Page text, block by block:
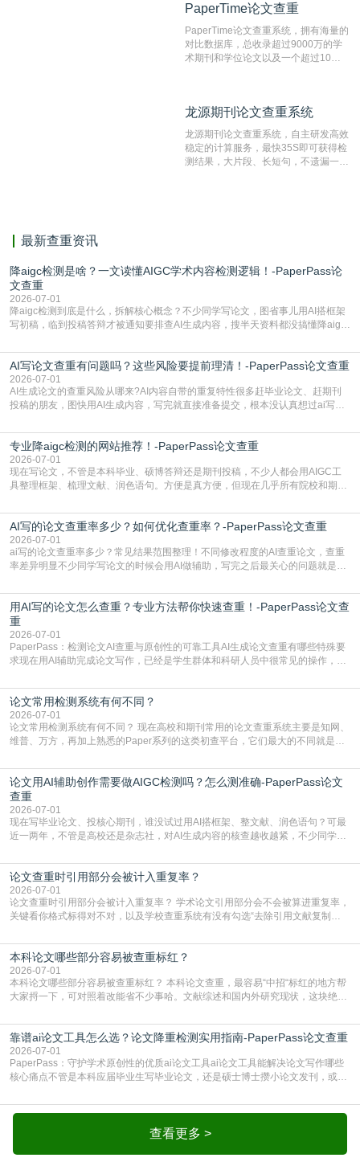
系统，可检测中文、英文两种语言的论
PaperTime论文查重
PaperTime论文查重系统，拥有海量的
对比数据库，总收录超过9000万的学
术期刊和学位论文以及一个超过10亿
对，利用指纹索引快速而精准地在云检
有相似的片段，该项技术检测速度快、
准确率高，市场反映良好。
龙源期刊论文查重系统
龙源期刊论文查重系统，自主研发高效
稳定的计算服务，最快35S即可获得检
测结果，大片段、长短句，不遗漏一处
最新查重资讯
降aigc检测是啥？一文读懂AIGC学术内容检测逻辑！-PaperPass论
文查重
2026-07-01
降aigc检测到底是什么，拆解核心概念？不少同学写论文，图省事儿用AI搭框架
写初稿，临到投稿答辩才被通知要排查AI生成内容，搜半天资料都没搞懂降aigc
怕是已经入行的科研人员，不少人也搞不清降aigc检测是啥，对相关要求摸不
准。其实，降aigc检测是伴随AIGC工具在学术领域普及诞生的新需求，核心是为
了满足现在高校、期刊对AI生
AI写论文查重有问题吗？这些风险要提前理清！-PaperPass论文查重
2026-07-01
AI生成论文的查重风险从哪来?AI内容自带的重复特性很多赶毕业论文、赶期刊
投稿的朋友，图快用AI生成内容，写完就直接准备提交，根本没认真想过ai写论
自带不可忽视的查重风险。AI训练依赖海量公开的文本数据，生成内容本质是基
于训练数据的概率拼接，不是从零开始的原创创作。生成过程中，很容易复用已
有的高频公共表述，甚至直接拼接已经公开
专业降aigc检测的网站推荐！-PaperPass论文查重
2026-07-01
现在写论文，不管是本科毕业、硕博答辩还是期刊投稿，不少人都会用AIGC工
具整理框架、梳理文献、润色语句。方便是真方便，但现在几乎所有院校和期刊
五遍还是过不了预检测的大有人在，这时候，找到靠谱的降AIGC检测率的网
站，就能少走好多弯路。PaperPass：守护学术原创性的智能伙伴AIGC生成内
容的学术合规痛点去年帮一个本科师弟改
AI写的论文查重率多少？如何优化查重率？-PaperPass论文查重
2026-07-01
ai写的论文查重率多少？常见结果范围整理！不同修改程度的AI查重论文，查重
率差异明显不少同学写论文的时候会用AI做辅助，写完之后最关心的问题就是ai
实际情况和大家想的不太一样。AI训练依赖海量公开学术文献、网络内容，生成
内容本质是按照语义概率拼接已有内容，很容易和已发布的作品撞重复，甚至会
直接引用整段已有内容，所以查重率偏高是
用AI写的论文怎么查重？专业方法帮你快速查重！-PaperPass论文查
重
2026-07-01
PaperPass：检测论文AI查重与原创性的可靠工具AI生成论文查重有哪些特殊要
求现在用AI辅助完成论文写作，已经是学生群体和科研人员中很常见的操作，不
但很多人忽略了，AI生成的内容天生带有重复风险——训练AI的数据集本身就包
含大量已公开的学术内容、网络原创内容，AI输出内容时很容易无意识拼接出重
复片
论文常用检测系统有何不同？
2026-07-01
论文常用检测系统有何不同？ 现在高校和期刊常用的论文查重系统主要是知网、
维普、万方，再加上熟悉的Paper系列的这类初查平台，它们最大的不同就是数
查数值误导。知网（CNKI）是学校定稿检测的绝对主流。本科用PMLC，含大学
生联合比对库，能比历届学长论文，硕博用VIP/TMLC，含学术论文联合比对
库，期刊投稿用AMLMC/SML
论文用AI辅助创作需要做AIGC检测吗？怎么测准确-PaperPass论文
查重
2026-07-01
现在写毕业论文、投核心期刊，谁没试过用AI搭框架、整文献、润色语句？可最
近一两年，不管是高校还是杂志社，对AI生成内容的核查越收越紧，不少同学投
真的太亏。提前做AIGC检测，已经成了很多过来人交稿前必做的一步。为什么
AIGC检测成了论文答辩投稿前的必备项？可能还有不少人觉得，我就用AI搭了个
框架，内容都是自己写的，至于做AIG
论文查重时引用部分会被计入重复率？
2026-07-01
论文查重时引用部分会被计入重复率？ 学术论文引用部分会不会被算进重复率，
关键看你格式标得对不对，以及学校查重系统有没有勾选“去除引用文献复制
独占一行，每条文献用[1][2]方括号编号、与正文一一对应，著录项符合GB/T
7714（作者、题名、刊名、年、卷期、页码齐全，标点用半角）；查重系统识别
成功后通常把这段标为引用，
本科论文哪些部分容易被查重标红？
2026-07-01
本科论文哪些部分容易被查重标红？ 本科论文查重，最容易“中招“标红的地方帮
大家捋一下，可对照着改能省不少事哈。文献综述和国内外研究现状，这块绝对
乎一模一样的话，你要是直接复制百度百科、教材或别人写好的综述段落，系统
一抓一个准，整段飘红。研究背景、意义和方法描述也是不可避免，比如“本文采
用问卷调查法““运用SPSS软件进行数据分
靠谱ai论文工具怎么选？论文降重检测实用指南-PaperPass论文查重
2026-07-01
PaperPass：守护学术原创性的优质ai论文工具ai论文工具能解决论文写作哪些
核心痛点不管是本科应届毕业生写毕业论文，还是硕士博士攒小论文发刊，或是
自己逐句读逐句改，熬好几个大夜不说，还经常改不到点上，交上去才发现重复
率超标，再返工太折腾。现在有了成熟的ai论文工具，这些痛点基本都能高效解
决。靠谱的ai论文工具，不止能帮你梳查看更多 >